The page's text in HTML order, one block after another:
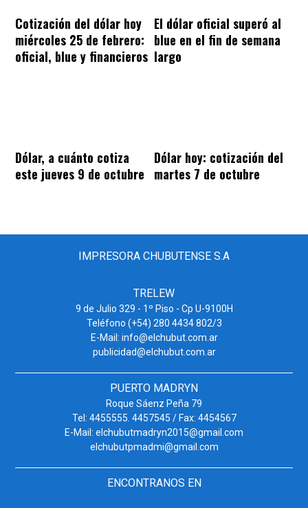
Cotización del dólar hoy
miércoles 25 de febrero:
oficial, blue y financieros
El dólar oficial superó al
blue en el fin de semana
largo
Dólar, a cuánto cotiza
este jueves 9 de octubre
Dólar hoy: cotización del
martes 7 de octubre
IMPRESORA CHUBUTENSE S.A
TRELEW
9 de Julio 329 - 1º Piso - Cp U-9100H
Teléfono (+54) 280 4434 802/3
E-Mail: info@elchubut.com.ar
publicidad@elchubut.com.ar
PUERTO MADRYN
Roque Sáenz Peña 79
Tel: 4455555. 4457545 / Fax: 4454567
E-Mail: elchubutmadryn2015@gmail.com
elchubutpmadmi@gmail.com
ENCONTRANOS EN